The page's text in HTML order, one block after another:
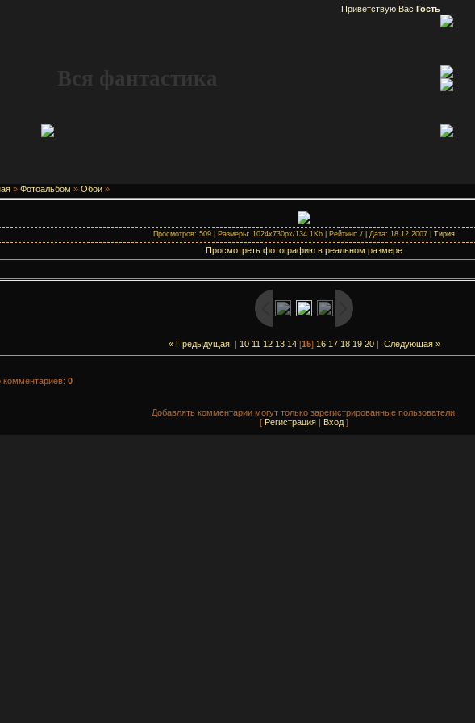
Приветствую Вас Гость
Вся фантастика
» Фотоальбом » Обои »
Просмотров: 509 | Размеры: 1024x730px/134.1Kb | Рейтинг: / | Дата: 18.12.2007 | Тирия
Просмотреть фотографию в реальном размере
« Предыдущая| 10 11 12 13 14[15] 16 17 18 19 20| Следующая »
комментариев: 0
Добавлять комментарии могут только зарегистрированные пользователи.
[ Регистрация Вход ]